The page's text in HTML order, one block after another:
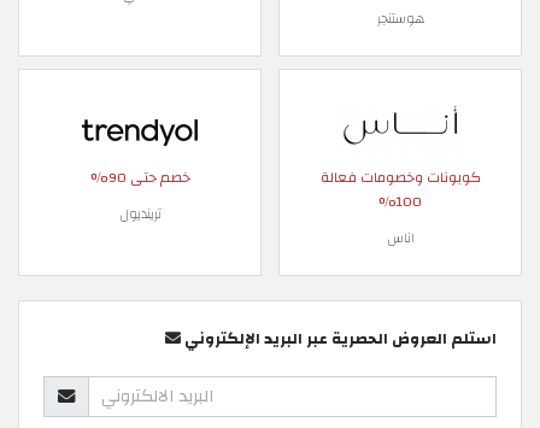
هوستنجر
كوبونات وخصومات فعالة
100%
اناس
خصم حتى 90%
ترينديول
استلم العروض الحصرية عبر البريد الإلكتروني